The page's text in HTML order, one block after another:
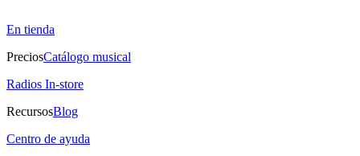
En tienda
PreciosCatálogo musical
Radios In-store
RecursosBlog
Centro de ayuda